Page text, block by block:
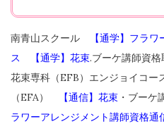
南青山スクール 【通学】フラ
ス
【通学】 花束.ブーケ講師資格
花束専科（EFB） エンジョイコー
（EFA）
【通信】 花束 ・ブーケ
ラワーアレンジメント講師資格通